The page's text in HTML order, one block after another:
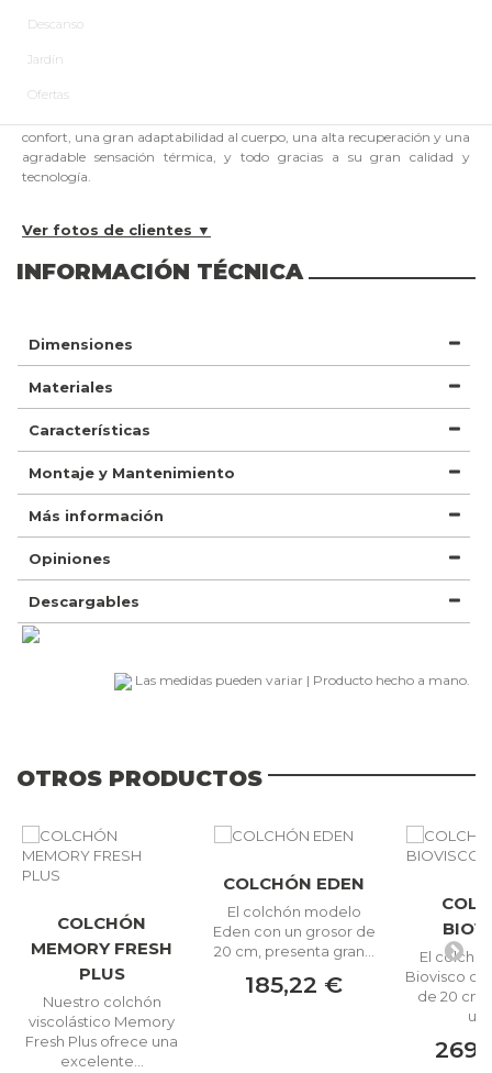
SUEÑOS LGC
confort, una gran adaptabilidad al cuerpo, una alta recuperación y una
agradable sensación térmica, y todo gracias a su gran calidad y
tecnología.
Ver fotos de clientes ▼
INFORMACIÓN TÉCNICA
Dimensiones
Materiales
Características
Montaje y Mantenimiento
Más información
Opiniones
Descargables
Las medidas pueden variar | Producto hecho a mano.
OTROS PRODUCTOS
COLCHÓN
MEMORY FRESH
PLUS
Nuestro colchón
viscolástico Memory
Fresh Plus ofrece una
excelente...
COLCHÓN EDEN
El colchón modelo
Eden con un grosor de
20 cm, presenta gran...
185,22 €
El
Biovisco
de 20
Descanso
Jardín
Ofertas